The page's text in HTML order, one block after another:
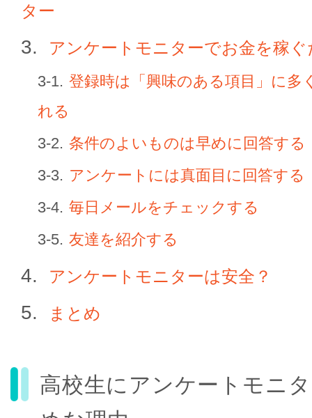
ター
アンケートモニターでお金を稼
登録時は「興味のある項目」に多
れる
条件のよいものは早めに回答する
アンケートには真面目に回答する
毎日メールをチェックする
友達を紹介する
アンケートモニターは安全？
まとめ
高校生にアンケートモニ